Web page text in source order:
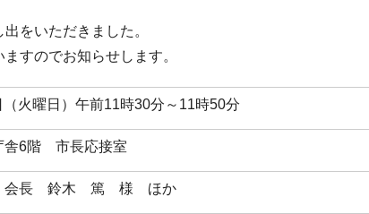
をいただきました。
すのでお知らせします。
火曜日）午前11時30分～11時50分
舎6階 市長応接室
会長 鈴木 篤 様 ほか